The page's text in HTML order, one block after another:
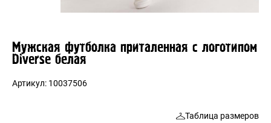
Мужская футболка приталенная с логотипом
Diverse белая
Артикул: 10037506
Таблица размеров